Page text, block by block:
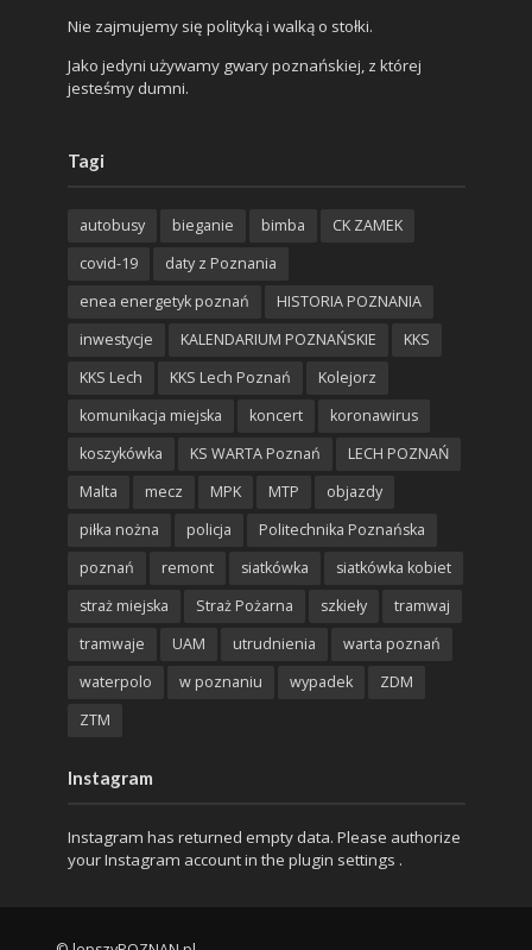
Nie zajmujemy się polityką i walką o stołki.
Jako jedyni używamy gwary poznańskiej, z której
jesteśmy dumni.
Tagi
autobusy bieganie bimba
CK ZAMEK
covid-19
daty z Poznania
enea energetyk poznań
HISTORIA POZNANIA
inwestycje
KALENDARIUM POZNAŃSKIE
KKS
KKS Lech
KKS Lech Poznań
Kolejorz
komunikacja miejska
koncert
koronawirus
koszykówka
KS WARTA Poznań
LECH POZNAŃ
Malta
mecz MPK MTP
objazdy
piłka nożna
policja
Politechnika Poznańska
poznań
remont siatkówka
siatkówka kobiet
straż miejska
Straż Pożarna szkieły
tramwaj
tramwaje
UAM utrudnienia
warta poznań
waterpolo
w poznaniu wypadek
ZDM
ZTM
Instagram
Instagram has returned empty data. Please authorize
your Instagram account in the plugin settings .